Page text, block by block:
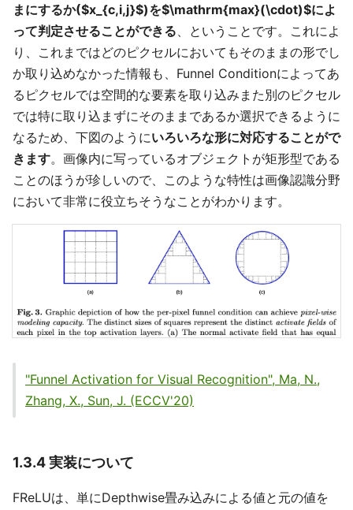
まにするか($x_{c,i,j}$)を$\mathrm{max}(\cdot)$によ
って判定させることができる 、ということです。これによ
り、これまではどのピクセルにおいてもそのままの形でし
か取り込めなかった情報も、Funnel Conditionによってあ
るピクセルでは空間的な要素を取り込みまた別のピクセル
では特に取り込まずにそのままであるか選択できるように
なるため、下図のようにいろいろな形に対応することがで
きます。画像内に写っているオブジェクトが矩形型である
ことのほうが珍しいので、このような特性は画像認識分野
において非常に役立ちそうなことがわかります。
"Funnel Activation for Visual Recognition", Ma, N.,
Zhang, X., Sun, J. (ECCV'20)
1.3.4 実装について
FReLUは、単にDepthwise畳み込みによる値と元の値を